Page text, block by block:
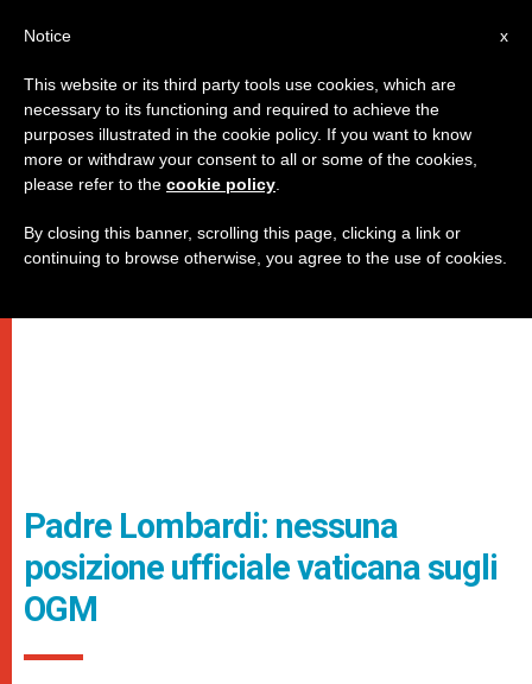
Padre Lombardi: nessuna
posizione ufficiale vaticana sugli
OGM
x
Notice
This website or its third party tools use cookies, which are
necessary to its functioning and required to achieve the
purposes illustrated in the cookie policy. If you want to know
more or withdraw your consent to all or some of the cookies,
please refer to the cookie policy
By closing this banner, scrolling this page, clicking a link or
continuing to browse otherwise, you agree to the use of cookies.